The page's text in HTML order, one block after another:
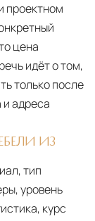
проектном
цена
идёт о том,
только после
и адреса
ИЗ
тип
уровень
курс